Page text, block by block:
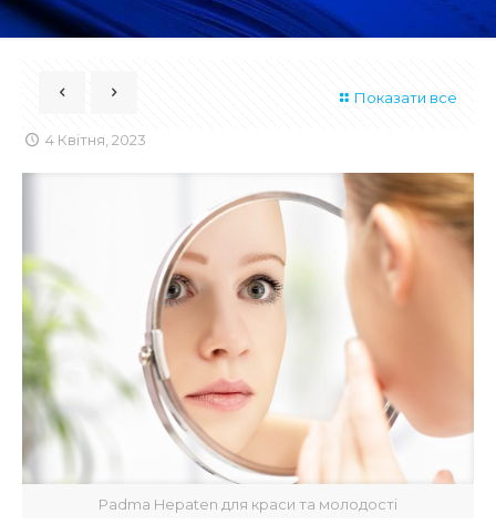
Показати все
4 Квітня, 2023
Padma Hepaten для краси та молодості